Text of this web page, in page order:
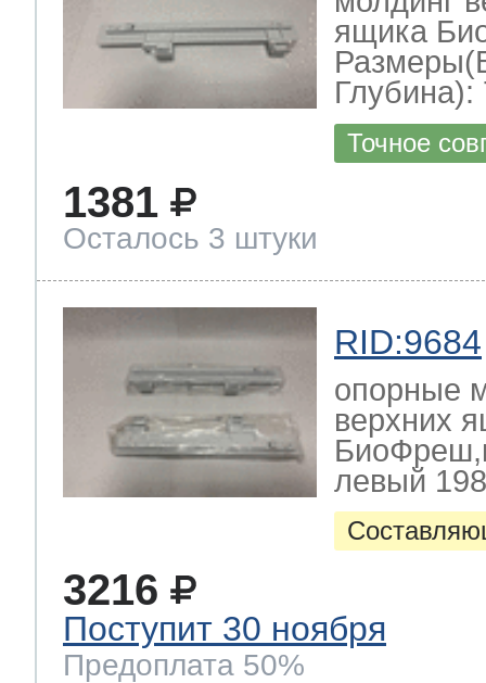
ящика
Глубина):
Точное
1381
Осталось 3 штуки
RID:9684
опорные
верхних
левый
3216
Поступит 30 ноября
Предоплата 50%